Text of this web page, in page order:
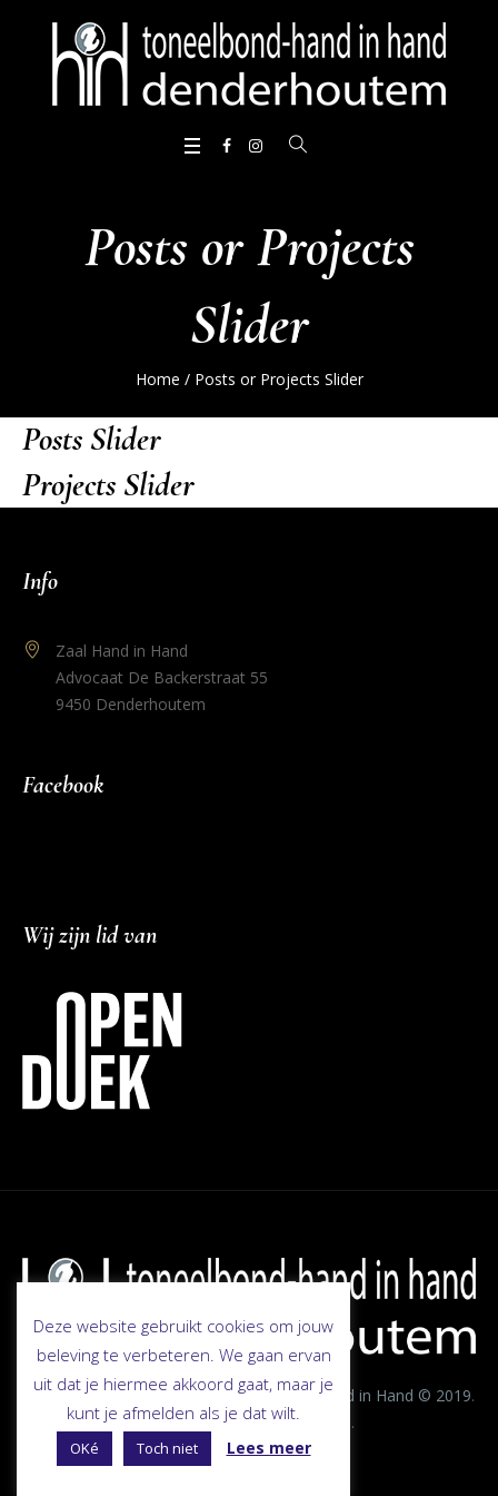
Posts or Projects
Slider
Home / Posts or Projects Slider
Posts Slider
Projects Slider
Info
Zaal Hand in Hand
Advocaat De Backerstraat 55
9450 Denderhoutem
Facebook
Wij zijn lid van
toneelbondhandinhand.be-Toneelbond Hand in Hand © 2019.
Brought to life by VDesign13 .
Deze website gebruikt cookies om jouw
beleving te verbeteren. We gaan ervan
uit dat je hiermee akkoord gaat, maar je
kunt je afmelden als je dat wilt.
OKé Toch niet Lees meer